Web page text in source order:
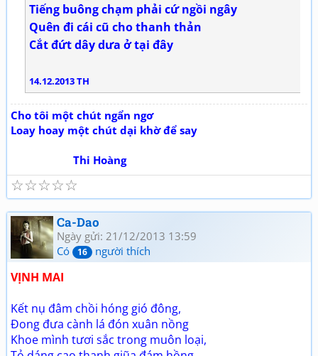
Tiếng buông chạm phải cứ ngồi ngây
Quên đi cái cũ cho thanh thản
Cắt đứt dây dưa ở tại đây
14.12.2013 TH
Cho tôi một chút ngẩn ngơ
Loay hoay một chút dại khờ để say
Thi Hoàng
☆
☆
☆
☆
☆
Ca-Dao
Ngày gửi: 21/12/2013 13:59
Có
16 người thích
VỊNH MAI
Kết nụ đâm chồi hóng gió đông,
Đong đưa cành lá đón xuân nồng
Khoe mình tươi sắc trong muôn loại,